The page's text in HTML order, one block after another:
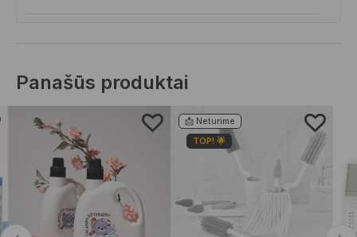
Panašūs produktai
📩 Neturime
TOP! 🌟